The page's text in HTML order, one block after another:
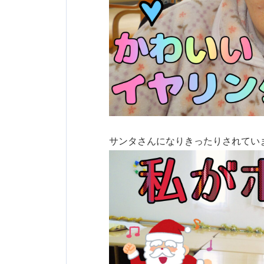
サンタさんになりきったりされてい